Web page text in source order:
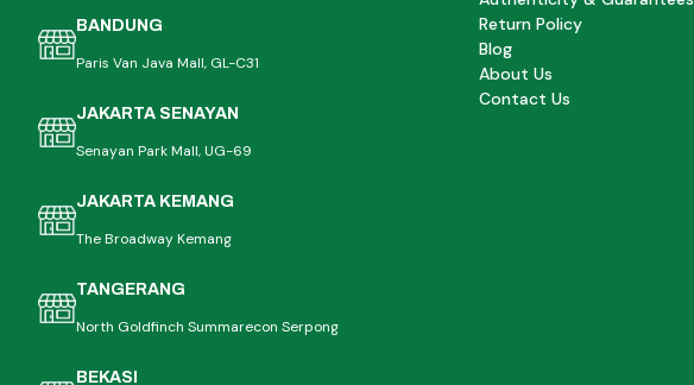
BANDUNG
Paris Van Java Mall, GL-C31
JAKARTA SENAYAN
Senayan Park Mall, UG-69
JAKARTA KEMANG
The Broadway Kemang
TANGERANG
North Goldfinch Summarecon Serpong
BEKASI
Return Policy
Blog
About Us
Contact Us